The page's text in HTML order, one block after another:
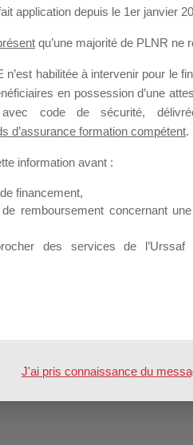
Groupes 2
application depuis le 1er janvier
qu’une majorité de PLNR ne
n’est habilitée à intervenir pour le
en possession d’une
avec code de sécurité,
d’assurance formation compétent.
information avant :
financement,
remboursement concernant
des services de l’Urssaf
J'ai pris connaissance du